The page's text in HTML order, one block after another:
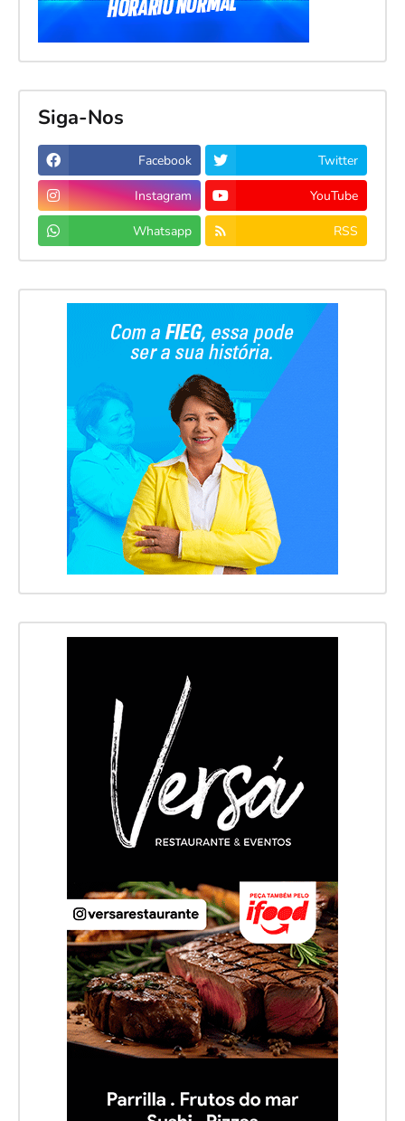
Siga-Nos
Facebook Twitter
Instagram YouTube
Whatsapp RSS